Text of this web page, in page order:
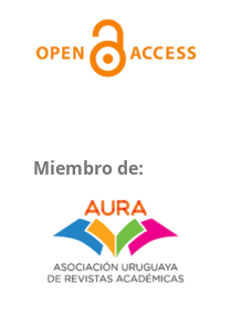
Miembro de: